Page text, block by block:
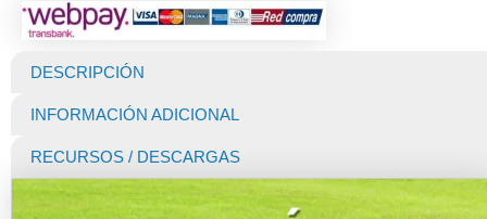
Premium
EcoBubble
Micras
(Dunner)
X
DESCRIPCIÓN
INFORMACIÓN ADICIONAL
RECURSOS / DESCARGAS